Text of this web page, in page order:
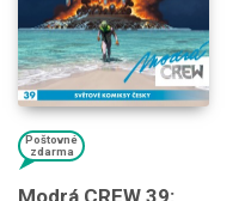
Poštovné
zdarma